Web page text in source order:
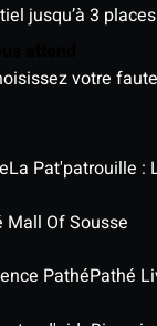
jusqu’à 3
votre
La Pat'patrouille :
Mall Of Sousse
PathéPathé